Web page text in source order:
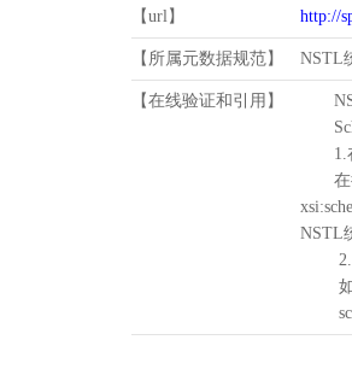
【url】 http://
【所属元数据规范】 NSTL
【在线验证和引用】
1.
在待
NSTL
2.
如需